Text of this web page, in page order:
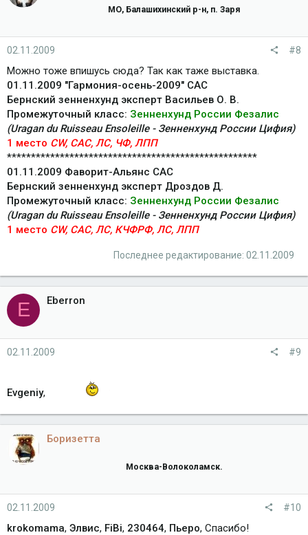
МО, Балашихинский р-н, п. Заря
02.11.2009 #8
Можно тоже впишусь сюда? Так как таже выставка.
01.11.2009 "Гармония-осень-2009" САС
Бернский зенненхунд эксперт Васильев О. В.
Промежуточный класс: Зенненхунд России Фезалис
(Uragan du Ruisseau Ensoleille - Зенненхунд России Цифия)
1 место CW, CAC, ЛС, ЧФ, ЛПП
****************************************************
01.11.2009 Фаворит-Альянс САС
Бернский зенненхунд эксперт Дроздов Д.
Промежуточный класс: Зенненхунд России Фезалис
(Uragan du Ruisseau Ensoleille - Зенненхунд России Цифия)
1 место CW, CAC, ЛС, КЧФРФ, ЛС, ЛПП
Последнее редактирование: 02.11.2009
E Eberron
02.11.2009 #9
Evgeniy,
Боризетта
Москва-Волоколамск.
02.11.2009 #10
krokomama, Элвис, FiBi, 230464, Пьеро, Спасибо!